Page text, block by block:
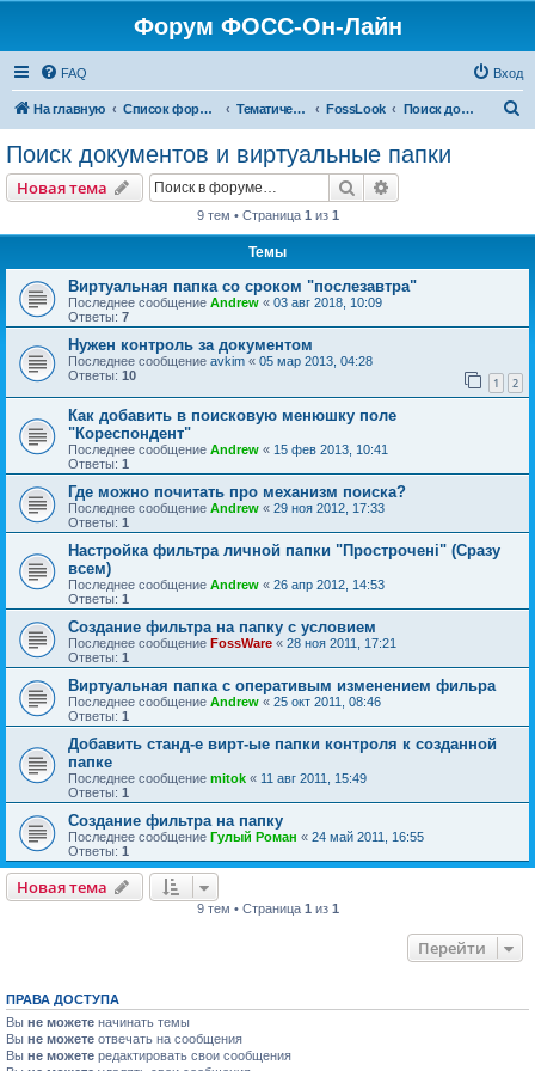
Форум ФОСС-Он-Лайн
FAQ Вход
На главную Список форумов Тематический форум FossLook Поиск документов и виртуальные папки
Поиск документов и виртуальные папки
Новая тема Поиск
9 тем • Страница 1 из 1
Темы
Виртуальная папка со сроком "послезавтра"
Последнее сообщение Andrew « 03 авг 2018, 10:09
Ответы: 7
Нужен контроль за документом
Последнее сообщение avkim « 05 мар 2013, 04:28
Ответы: 10 1 2
Как добавить в поисковую менюшку поле
"Кореспондент"
Последнее сообщение Andrew « 15 фев 2013, 10:41
Ответы: 1
Где можно почитать про механизм поиска?
Последнее сообщение Andrew « 29 ноя 2012, 17:33
Ответы: 1
Настройка фильтра личной папки "Прострочені" (Сразу
всем)
Последнее сообщение Andrew « 26 апр 2012, 14:53
Ответы: 1
Создание фильтра на папку с условием
Последнее сообщение FossWare « 28 ноя 2011, 17:21
Ответы: 1
Виртуальная папка с оперативым изменением фильра
Последнее сообщение Andrew « 25 окт 2011, 08:46
Ответы: 1
Добавить станд-е вирт-ые папки контроля к созданной
папке
Последнее сообщение mitok « 11 авг 2011, 15:49
Ответы: 1
Создание фильтра на папку
Последнее сообщение Гулый Роман « 24 май 2011, 16:55
Ответы: 1
Новая тема
9 тем • Страница 1 из 1
Перейти
ПРАВА ДОСТУПА
Вы не можете начинать темы
Вы не можете отвечать на сообщения
Вы не можете редактировать свои сообщения